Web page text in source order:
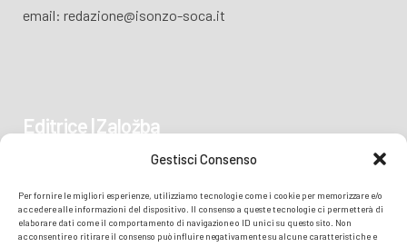
Gestisci Consenso
Per fornire le migliori esperienze, utilizziamo tecnologie come i cookie per memorizzare e/o
accedere alle informazioni del dispositivo. Il consenso a queste tecnologie ci permetterà di
elaborare dati come il comportamento di navigazione o ID unici su questo sito. Non
acconsentire o ritirare il consenso può influire negativamente su alcune caratteristiche e
email: redazione@isonzo-soca.it
Editrice | Založba
34170 GORIZIA/GORICA